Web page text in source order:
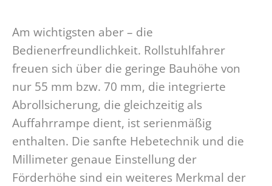
Am wichtigsten aber – die
Bedienerfreundlichkeit. Rollstuhlfahrer
freuen sich über die geringe Bauhöhe von
nur 55 mm bzw. 70 mm, die integrierte
Abrollsicherung, die gleichzeitig als
Auffahrrampe dient, ist serienmäßig
enthalten. Die sanfte Hebetechnik und die
Millimeter genaue Einstellung der
Förderhöhe sind ein weiteres Merkmal der